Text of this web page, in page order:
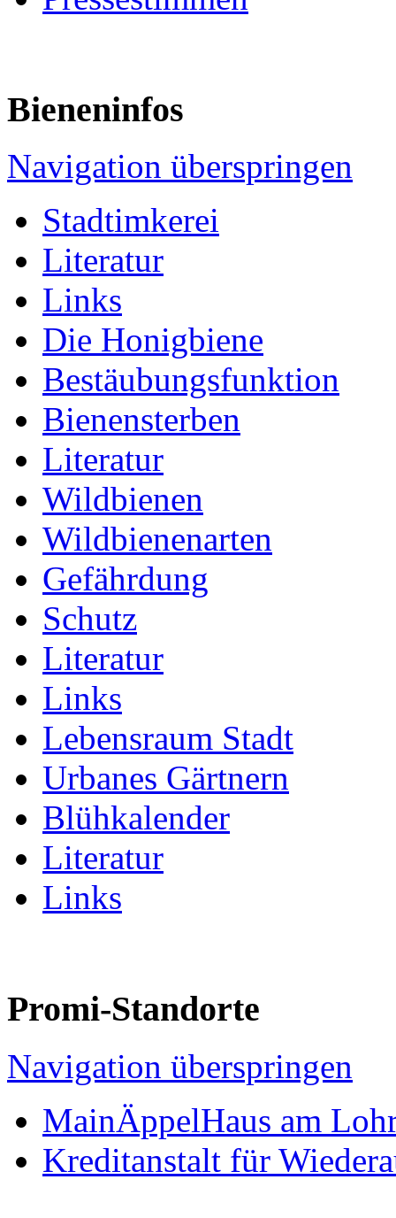
Bieneninfos
Navigation überspringen
Stadtimkerei
Literatur
Links
Die Honigbiene
Bestäubungsfunktion
Bienensterben
Literatur
Wildbienen
Wildbienenarten
Gefährdung
Schutz
Literatur
Links
Lebensraum Stadt
Urbanes Gärtnern
Blühkalender
Literatur
Links
Promi-Standorte
Navigation überspringen
MainÄppelHaus am
Kreditanstalt für